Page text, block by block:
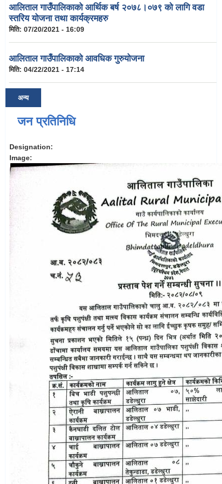
आलिताल गाउँपालिकाको आर्थिक बर्ष २०७८।०७९ को लागि वडा
स्तरिय योजना तथा कार्यक्रमहरु
मिति: 07/20/2021 - 16:09
आलिताल गाउँपालिकाको आवधिक गुरुयोजना
मिति: 04/22/2021 - 17:14
अन्य
जन प्रतिनिधि
Designation:
Image: